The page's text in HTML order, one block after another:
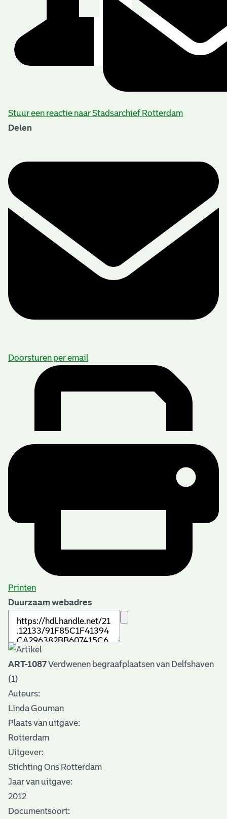
Stuur een reactie naar Stadsarchief Rotterdam
Delen
Doorsturen per email
Printen
Duurzaam webadres
ART-1087Verdwenen begraafplaatsen van Delfshaven
(1)
Auteurs:
Linda Gouman
Plaats van uitgave:
Rotterdam
Uitgever:
Stichting Ons Rotterdam
Jaar van uitgave:
2012
Documentsoort: